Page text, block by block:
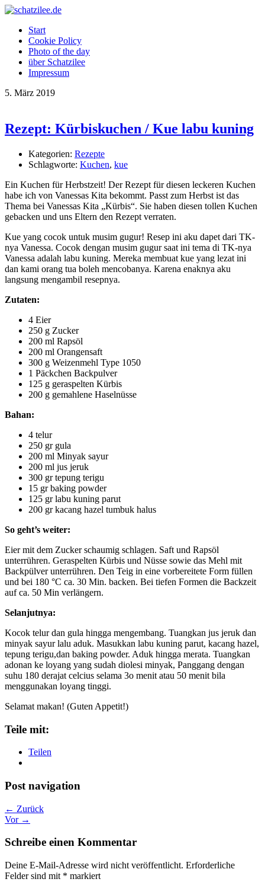
Start
Cookie Policy
Photo of the day
über Schatzilee
Impressum
5. März 2019
Rezept: Kürbiskuchen / Kue labu kuning
Kategorien: Rezepte
Schlagworte: Kuchen, kue
Ein Kuchen für Herbstzeit! Der Rezept für diesen leckeren Kuchen
habe ich von Vanessas Kita bekommt. Passt zum Herbst ist das
Thema bei Vanessas Kita „Kürbis“. Sie haben diesen tollen Kuchen
gebacken und uns Eltern den Rezept verraten.
Kue yang cocok untuk musim gugur! Resep ini aku dapet dari TK-
nya Vanessa. Cocok dengan musim gugur saat ini tema di TK-nya
Vanessa adalah labu kuning. Mereka membuat kue yang lezat ini
dan kami orang tua boleh mencobanya. Karena enaknya aku
langsung mengambil resepnya.
Zutaten:
4 Eier
250 g Zucker
200 ml Rapsöl
200 ml Orangensaft
300 g Weizenmehl Type 1050
1 Päckchen Backpulver
125 g geraspelten Kürbis
200 g gemahlene Haselnüsse
Bahan:
4 telur
250 gr gula
200 ml Minyak sayur
200 ml jus jeruk
300 gr tepung terigu
15 gr baking powder
125 gr labu kuning parut
200 gr kacang hazel tumbuk halus
So geht’s weiter:
Eier mit dem Zucker schaumig schlagen. Saft und Rapsöl
unterrühren. Geraspelten Kürbis und Nüsse sowie das Mehl mit
Backpülver unterrühren. Den Teig in eine vorbereitete Form füllen
und bei 180 °C ca. 30 Min. backen. Bei tiefen Formen die Backzeit
auf ca. 50 Min verlängern.
Selanjutnya:
Kocok telur dan gula hingga mengembang. Tuangkan jus jeruk dan
minyak sayur lalu aduk. Masukkan labu kuning parut, kacang hazel,
tepung terigu,dan baking powder. Aduk hingga merata. Tuangkan
adonan ke loyang yang sudah diolesi minyak, Panggang dengan
suhu 180 derajat celcius selama 3o menit atau 50 menit bila
menggunakan loyang tinggi.
Selamat makan! (Guten Appetit!)
Teile mit:
Teilen
Post navigation
← Zurück
Vor →
Schreibe einen Kommentar
Deine E-Mail-Adresse wird nicht veröffentlicht. Erforderliche
Felder sind mit * markiert